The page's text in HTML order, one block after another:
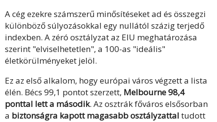
A cég ezekre számszerű minősítéseket ad és összegzi
különböző súlyozásokkal egy nullától százig terjedő
indexben. A zéró osztályzat az EIU meghatározása
szerint "elviselhetetlen", a 100-as "ideális"
életkörülményeket jelöl.
Ez az első alkalom, hogy európai város végzett a lista
élén. Bécs 99,1 pontot szerzett, Melbourne 98,4
ponttal lett a második. Az osztrák főváros elsősorban
a biztonságra kapott magasabb osztályzattal tudott